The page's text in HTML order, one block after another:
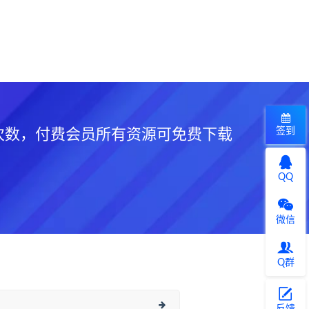
，付费会员所有资源可免费下载 签到
QQ
微信
Q群